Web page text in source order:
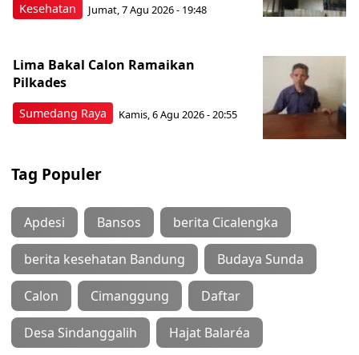
Kesehatan Jumat, 7 Agu 2026 - 19:48
Sumedang Raya
Lima Bakal Calon Ramaikan
Pilkades
Kamis, 6 Agu 2026 - 20:55
Tag Populer
Apdesi Bansos berita Cicalengka
berita kesehatan Bandung Budaya Sunda
Calon Cimanggung Daftar
Desa Sindanggalih Hajat Balaréa